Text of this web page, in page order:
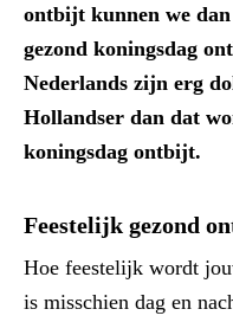
ontbijt kunnen we
gezond koningsdag
Nederlands zijn erg
Hollandser dan dat
koningsdag ontbijt.
Feestelijk gezond
Hoe feestelijk wordt
is misschien dag en